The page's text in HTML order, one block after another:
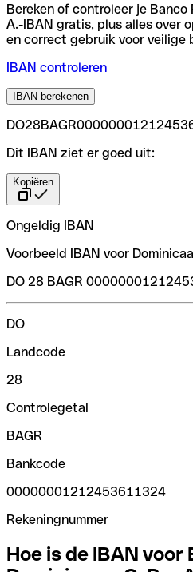
Bereken of controleer je Banco
A.-IBAN gratis, plus alles over
en correct gebruik voor veilige
IBAN controleren
IBAN berekenen
Dit IBAN ziet er goed uit:
Kopiëren
Ongeldig IBAN
Voorbeeld IBAN voor
DO 28 BAGR
DO
Landcode
28
Controlegetal
BAGR
Bankcode
00000001212453611324
Rekeningnummer
Hoe is de IBAN